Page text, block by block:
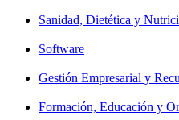
Sanidad, Dietética y
Software
Gestión Empresarial y
Formación, Educación y